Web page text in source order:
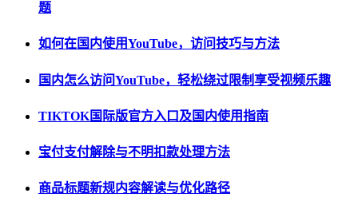
题
如何在国内使用YouTube，访问技巧与方法
国内怎么访问YouTube，轻松绕过限制享受视频乐趣
TIKTOK国际版官方入口及国内使用指南
宝付支付解除与不明扣款处理方法
商品标题新规内容解读与优化路径